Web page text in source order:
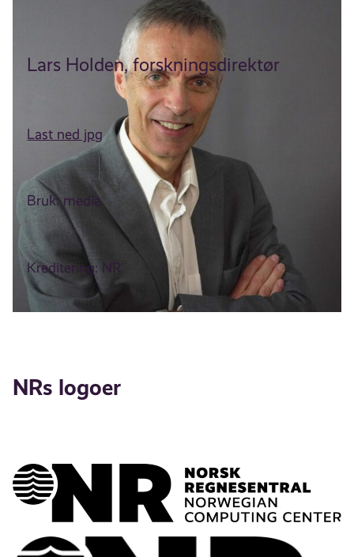
Lars Holden, forskningsdirektør
Last ned jpg
Bruk: media
Kreditering: NR
NRs logoer